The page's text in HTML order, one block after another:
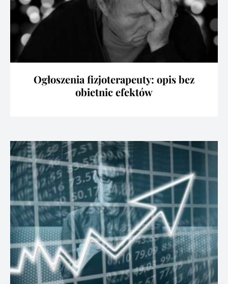
Ogłoszenia fizjoterapeuty: opis bez
obietnic efektów